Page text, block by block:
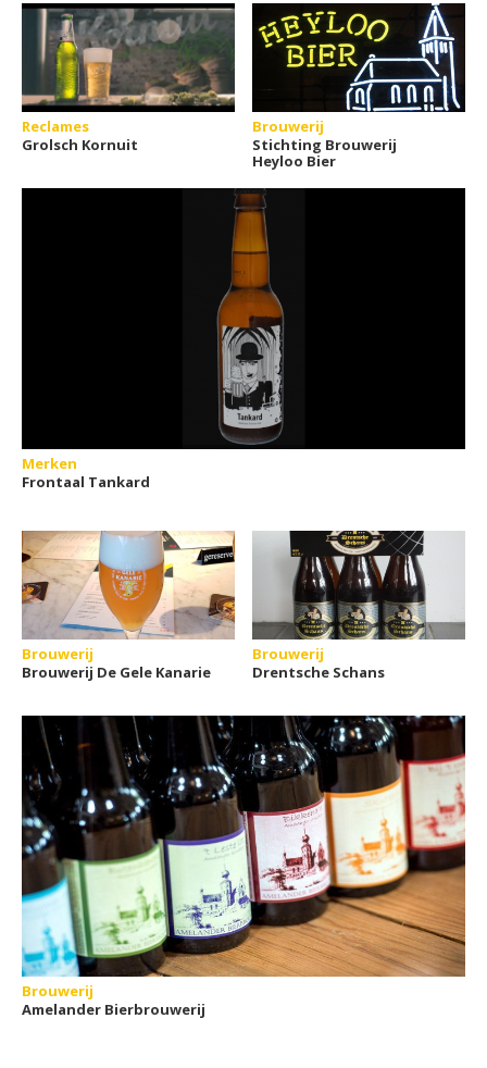
Reclames
Grolsch Kornuit
Brouwerij
Stichting Brouwerij
Heyloo Bier
Merken
Frontaal Tankard
Brouwerij
Brouwerij De Gele Kanarie
Brouwerij
Drentsche Schans
Brouwerij
Amelander Bierbrouwerij